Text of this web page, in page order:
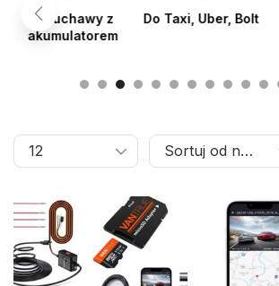
Dmuchawy z
akumulatorem
Do Taxi, Uber, Bolt